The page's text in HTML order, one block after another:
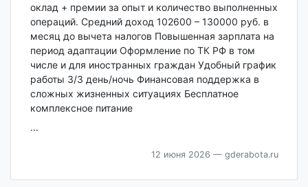
оклад + премии за опыт и количество выполненных
операций. Средний доход 102600 – 130000 руб. в
месяц до вычета налогов Повышенная зарплата на
период адаптации Оформление по ТК РФ в том
числе и для иностранных граждан Удобный график
работы 3/3 день/ночь Финансовая поддержка в
сложных жизненных ситуациях Бесплатное
комплексное питание
...
12 июня 2026 — gderabota.ru